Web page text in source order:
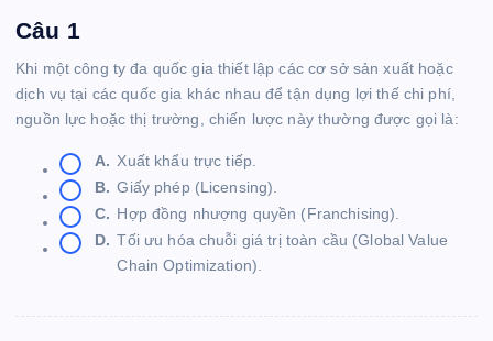
Câu 1
Khi một công ty đa quốc gia thiết lập các cơ sở sản xuất hoặc
dịch vụ tại các quốc gia khác nhau để tận dụng lợi thế chi phí,
nguồn lực hoặc thị trường, chiến lược này thường được gọi là:
A. Xuất khẩu trực tiếp.
B. Giấy phép (Licensing).
C. Hợp đồng nhượng quyền (Franchising).
D. Tối ưu hóa chuỗi giá trị toàn cầu (Global Value
Chain Optimization).